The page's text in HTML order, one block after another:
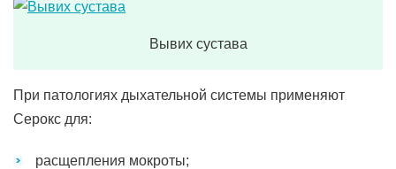
Вывих сустава
При патологиях дыхательной системы применяют
Серокс для:
расщепления мокроты;